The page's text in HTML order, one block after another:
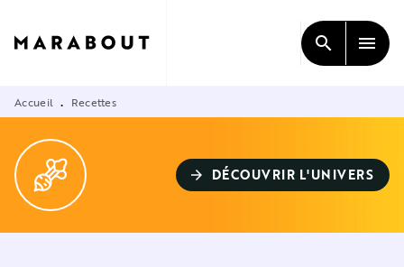
CONTENU
search menu
Accueil • Recettes
arrow_forward DÉCOUVRIR L'UNIVERS